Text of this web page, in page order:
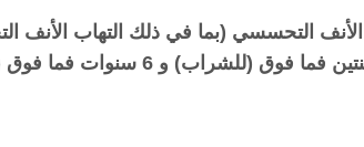
التحسسي (بما في ذلك التهاب الأنف
و 6 سنوات فما فوق (للمضغوطات).